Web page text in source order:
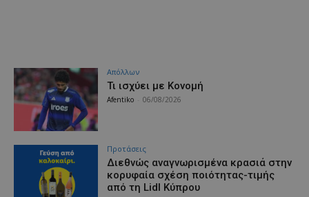
Απόλλων
Τι ισχύει με Κονομή
Afentiko 06/08/2026
Προτάσεις
Διεθνώς αναγνωρισμένα κρασιά στην
κορυφαία σχέση ποιότητας-τιμής
από τη Lidl Κύπρου